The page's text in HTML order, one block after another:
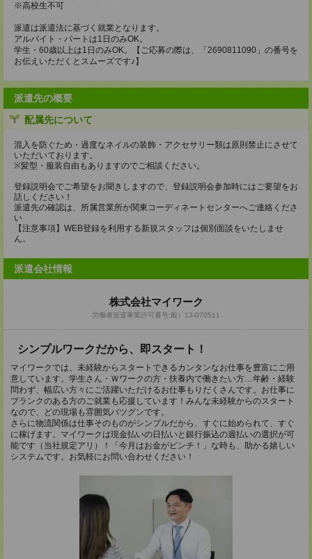
※高校生不可
派遣は派遣法に基づく就業となります。
アルバイト・パートは1日のみOK。
学生・60歳以上は1日のみOK。【ご応募の際は、「2690811090」の番号を
お伝えいただくとスムーズです♪】
派遣先の概要
配属先について
混入を防ぐため・過度なネイルの装飾・アクセサリー類は原則禁止にさせて
いただいております。
※髪型・服装自由もありますのでご相談ください。
登録説明会でご希望をお聞きしますので、登録説明会参加時にはご要望をお
話しください！
派遣先の確認は、所属営業所か関東コーディネートセンターへご連絡くださ
い
【注意事項】WEB登録を利用する新規スタッフは個別面談をいたしませ
ん。
派遣会社情報
株式会社マイワーク
労働者派遣事業許可番号:般）13-070511
シンプルワークだから、即スタート！
マイワークでは、未経験からスタートできるカンタンなお仕事を豊富にご用
意しています。学生さん・Ｗワークの方・扶養内で働きたい方…年齢・経験
問わず、幅広い方々にご活躍いただけるお仕事もりだくさんです。お仕事に
ブランクのある方のご就業も応援しています！みんな未経験からのスタート
なので、どの現場も雰囲気バツグンです。
さらに物流関係は仕事そのものがシンプルだから、すぐに始められて、すぐ
に稼げます。マイワークは現金払いの日払いと銀行振込の週払いの選択が可
能です（当社規定アリ）！「今月はお金がピンチ！」な時も、助かる嬉しい
システムです。お気軽にお問い合わせください！